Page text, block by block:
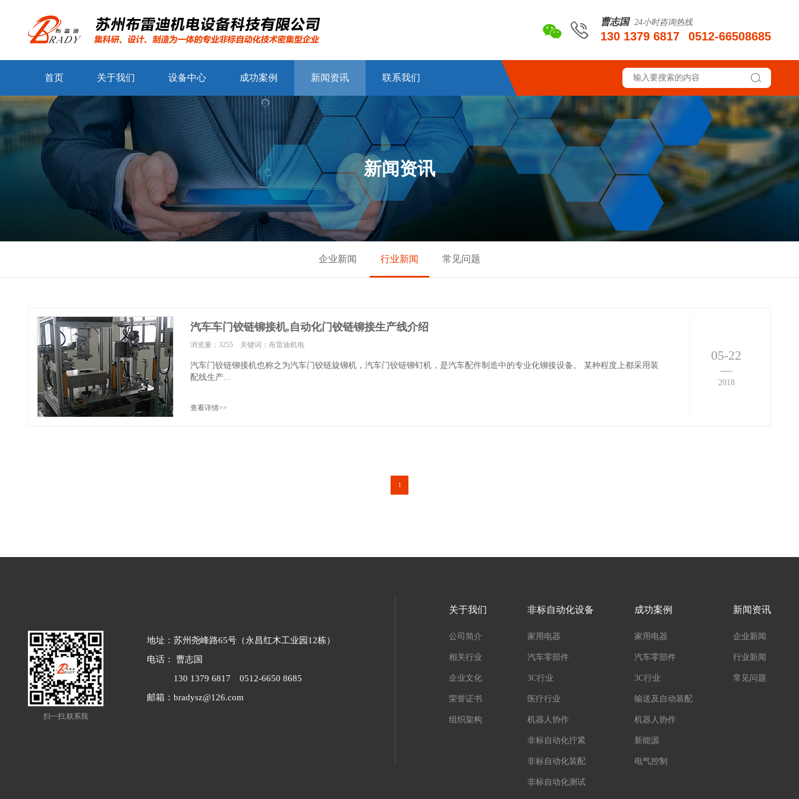
曹志国 24小时咨询热线
130 1379 6817 0512-66508685
首页 关于我们 设备中心 成功案例 新闻资讯 联系我们
新闻资讯
企业新闻 行业新闻 常见问题
汽车车门铰链铆接机,自动化门铰链铆接生产线介绍
浏览量：3255 关键词：布雷迪机电
汽车门铰链铆接机也称之为汽车门铰链旋铆机，汽车门铰链铆钉机，是汽车配件制造中的专业化铆接设备。 某种程度上都采用装
配线生产...
查看详情>>
05-22
2018
1
扫一扫,联系我
地址：苏州尧峰路65号（永昌红木工业园12栋）
电话： 曹志国
130 1379 6817
0512-6650 8685
邮箱： bradysz@126.com
新闻资讯
企业新闻
行业新闻
常见问题
成功案例
家用电器
汽车零部件
3C行业
输送及自动装配
机器人协作
新能源
电气控制
非标自动化设备
家用电器
汽车零部件
3C行业
医疗行业
机器人协作
非标自动化拧紧
非标自动化装配
非标自动化测试
关于我们
公司简介
相关行业
企业文化
荣誉证书
组织架构